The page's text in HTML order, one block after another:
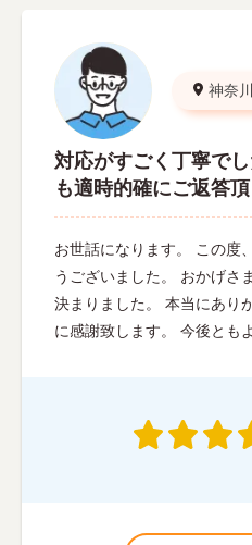
神奈
対応がすごく丁寧で
も適時的確にご返答頂
お世話になります。 この度
うございました。 おかげさ
決まりました。 本当にあり
に感謝致します。 今後とも